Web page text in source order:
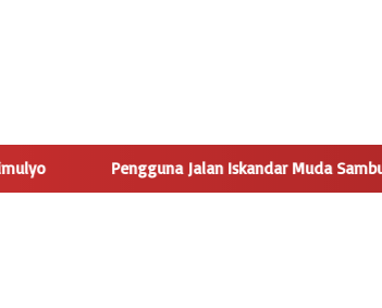
Pengguna Jalan Iskandar Muda Sambut Positif